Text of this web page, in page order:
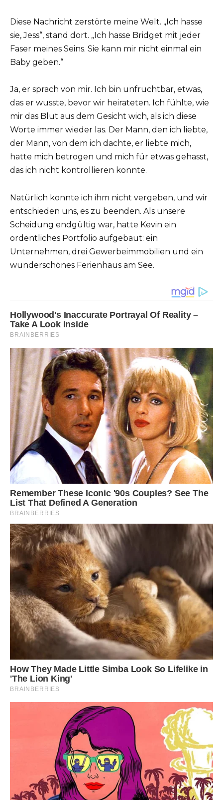
Diese Nachricht zerstörte meine Welt. „Ich hasse
sie, Jess“, stand dort. „Ich hasse Bridget mit jeder
Faser meines Seins. Sie kann mir nicht einmal ein
Baby geben.“
Ja, er sprach von mir. Ich bin unfruchtbar, etwas,
das er wusste, bevor wir heirateten. Ich fühlte, wie
mir das Blut aus dem Gesicht wich, als ich diese
Worte immer wieder las. Der Mann, den ich liebte,
der Mann, von dem ich dachte, er liebte mich,
hatte mich betrogen und mich für etwas gehasst,
das ich nicht kontrollieren konnte.
Natürlich konnte ich ihm nicht vergeben, und wir
entschieden uns, es zu beenden. Als unsere
Scheidung endgültig war, hatte Kevin ein
ordentliches Portfolio aufgebaut: ein
Unternehmen, drei Gewerbeimmobilien und ein
wunderschönes Ferienhaus am See.